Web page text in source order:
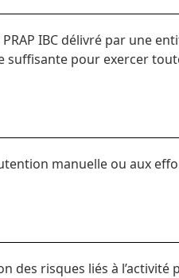
IBC délivré par une
suffisante pour exercer
manuelle ou aux
des risques liés à l’activité